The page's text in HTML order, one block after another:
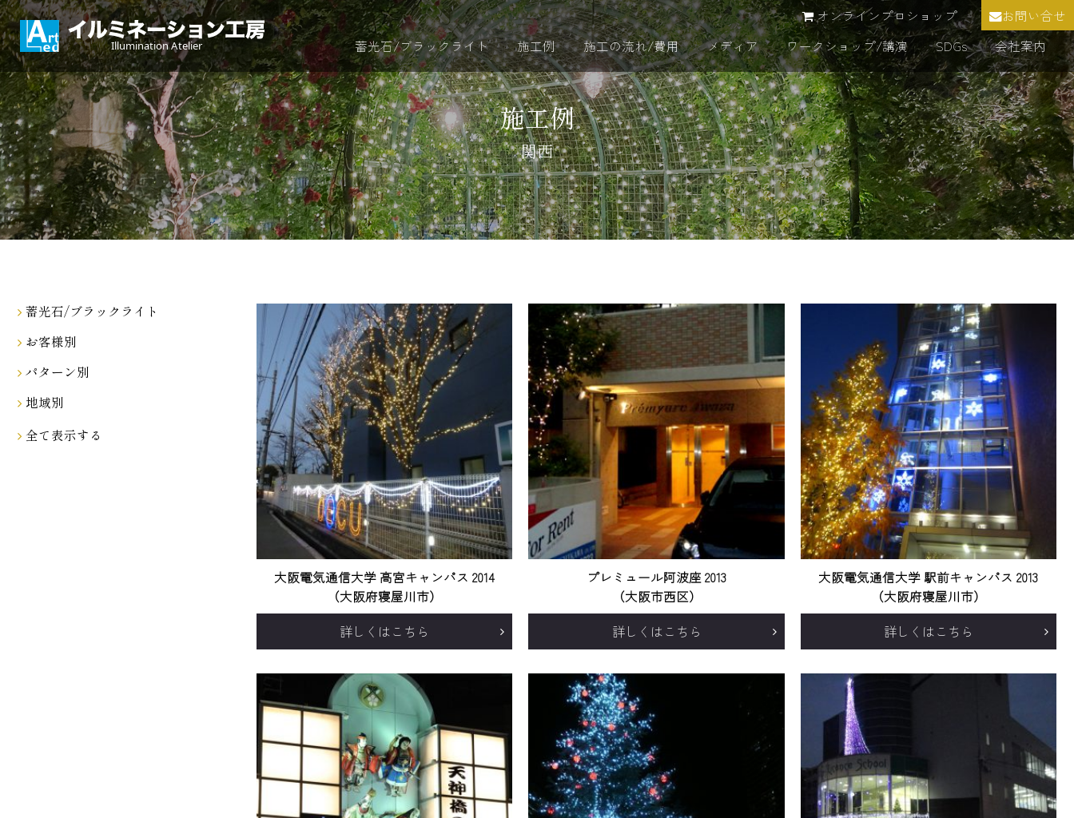
オンラインプロショップ
お問い合せ
蓄光石/ブラックライト
施工例 施工の流れ/費用 メディア ワークショップ/講演 SDGs 会社案内
施工例
関西
蓄光石/ブラックライト
お客様別
パターン別
地域別
全て表示する
大阪電気通信大学 高宮キャンパス 2014
（大阪府寝屋川市）
詳しくはこちら
プレミュール阿波座 2013
（大阪市西区）
詳しくはこちら
大阪電気通信大学 駅前キャンパス 2013
（大阪府寝屋川市）
詳しくはこちら